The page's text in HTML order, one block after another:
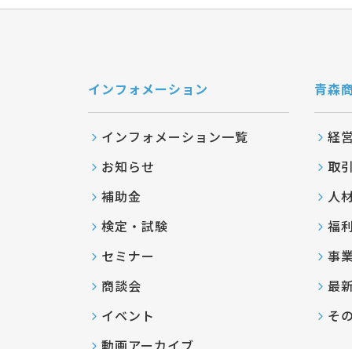
インフォメーション
インフォメーション一覧
お知らせ
補助金
検定・試験
セミナー
商談会
イベント
動画アーカイブ
青森
経
取
人
福
事
最
そ